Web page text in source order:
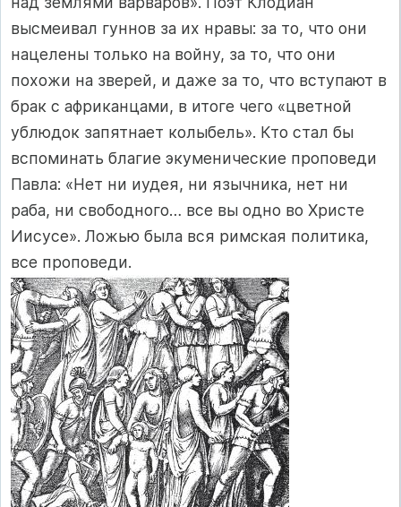
высмеивал гуннов за их нравы: за то, что они
нацелены только на войну, за то, что они
похожи на зверей, и даже за то, что вступают в
брак с африканцами, в итоге чего «цветной
ублюдок запятнает колыбель». Кто стал бы
вспоминать благие экуменические проповеди
Павла: «Нет ни иудея, ни язычника, нет ни
раба, ни свободного… все вы одно во Христе
Иисусе». Ложью была вся римская политика,
все проповеди.